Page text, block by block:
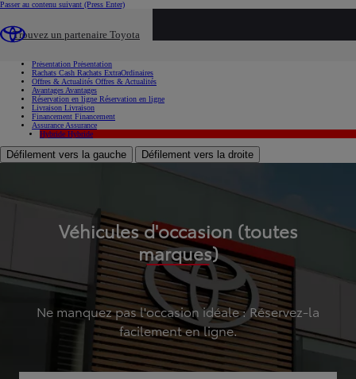
Passer au contenu suivant (Press Enter)
Trouvez un partenaire Toyota
Présentation Présentation
Rachats Cash Rachats ExtraOrdinaires
Offres & Actualités Offres & Actualités
Avantages Avantages
Réservation en ligne Réservation en ligne
Livraison Livraison
Financement Financement
Assurance Assurance
Hybride Hybride
Défilement vers la gauche Défilement vers la droite
Véhicules d'occasion (toutes
marques)
Ne manquez pas l'occasion idéale : Réservez-la
facilement en ligne.